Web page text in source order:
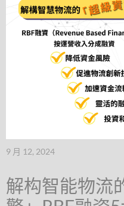
9 月 12, 2024
解构智能物流